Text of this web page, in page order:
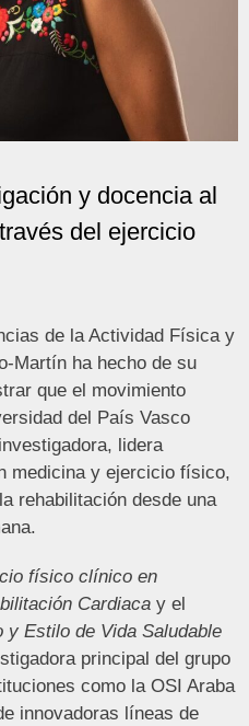
y docencia al
del ejercicio
de la Actividad Física y
Martín ha hecho de su
que el movimiento
del País Vasco
lidera
medicina y ejercicio físico,
rehabilitación desde una
físico clínico en
Cardiaca y el
Estilo de Vida Saludable
principal del grupo
como la OSI Araba
innovadoras líneas de